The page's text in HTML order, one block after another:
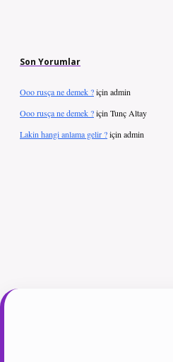
Son Yorumlar
Ooo rusça ne demek ?için admin
Ooo rusça ne demek ?için Tunç Altay
Lakin hangi anlama gelir ?için admin